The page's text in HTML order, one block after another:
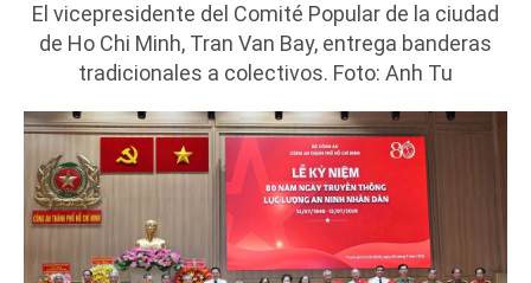
El vicepresidente del Comité Popular de la ciudad
de Ho Chi Minh, Tran Van Bay, entrega banderas
tradicionales a colectivos. Foto: Anh Tu